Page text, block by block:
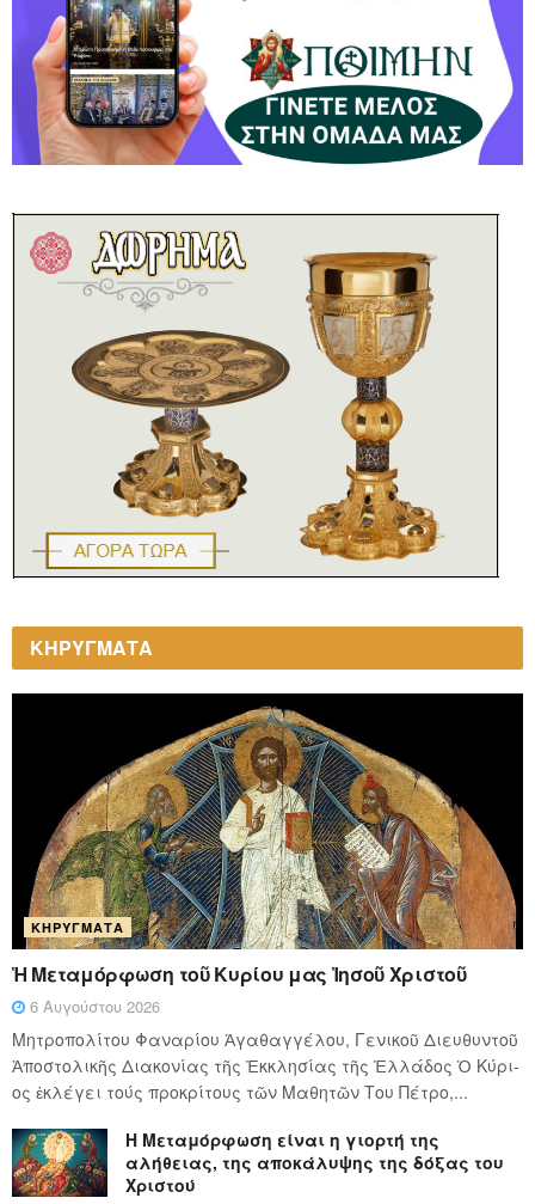
ΚΗΡΥΓΜΑΤΑ
ΚΗΡΎΓΜΑΤΑ
Ἡ Μεταμόρφωση τοῦ Κυρίου μας Ἰησοῦ Χριστοῦ
6 Αυγούστου 2026
Μητροπολίτου Φαναρίου Ἀγαθαγγέλου, Γενικοῦ Διευθυντοῦ
Ἀποστολικῆς Διακονίας τῆς Ἐκκλησίας τῆς Ἑλλάδος Ὁ Κύ­ρι­
ος ἐκλέγει τούς προ­κρί­τους τῶν Μα­θη­τῶν Του Πέ­τρο,...
Η Μεταμόρφωση είναι η γιορτή της
αλήθειας, της αποκάλυψης της δόξας του
Χριστού